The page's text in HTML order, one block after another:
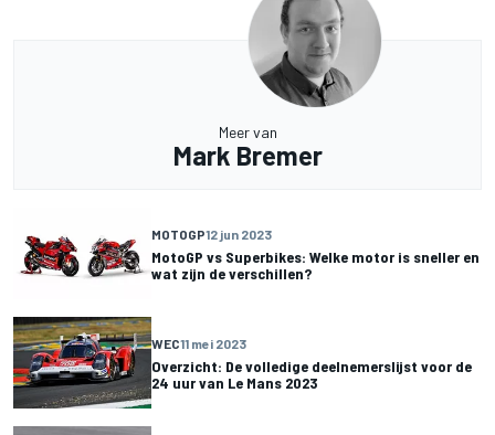
Meer van
Mark Bremer
MOTOGP12 jun 2023
MotoGP vs Superbikes: Welke motor is sneller en
wat zijn de verschillen?
WEC11 mei 2023
Overzicht: De volledige deelnemerslijst voor de
24 uur van Le Mans 2023